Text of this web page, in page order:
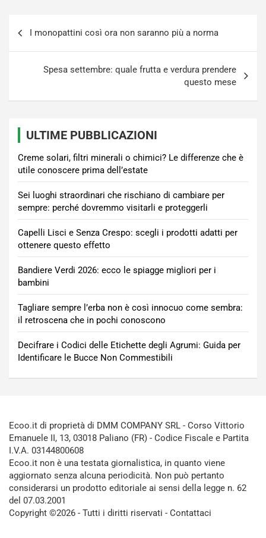
I monopattini così ora non saranno più a norma
Spesa settembre: quale frutta e verdura prendere
questo mese
ULTIME PUBBLICAZIONI
Creme solari, filtri minerali o chimici? Le differenze che è
utile conoscere prima dell’estate
Sei luoghi straordinari che rischiano di cambiare per
sempre: perché dovremmo visitarli e proteggerli
Capelli Lisci e Senza Crespo: scegli i prodotti adatti per
ottenere questo effetto
Bandiere Verdi 2026: ecco le spiagge migliori per i
bambini
Tagliare sempre l’erba non è così innocuo come sembra:
il retroscena che in pochi conoscono
Decifrare i Codici delle Etichette degli Agrumi: Guida per
Identificare le Bucce Non Commestibili
Ecoo.it di proprietà di DMM COMPANY SRL - Corso Vittorio
Emanuele II, 13, 03018 Paliano (FR) - Codice Fiscale e Partita
I.V.A. 03144800608
Ecoo.it non è una testata giornalistica, in quanto viene
aggiornato senza alcuna periodicità. Non può pertanto
considerarsi un prodotto editoriale ai sensi della legge n. 62
del 07.03.2001
Copyright ©2026 - Tutti i diritti riservati - Contattaci